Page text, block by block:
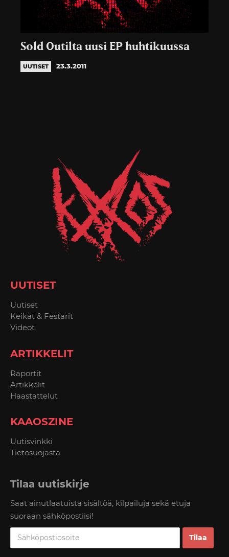
Sold Outilta uusi EP huhtikuussa
UUTISET 23.3.2011
UUTISET
Uutiset
Keikat & Festarit
Videot
ARTIKKELIT
Raportit
Artikkelit
Haastattelut
KAAOSZINE
Uutisvinkki
Tietosuojasta
Tilaa uutiskirje
Saat ainutlaatuista sisältöä, kilpailuja sekä etuja
suoraan sähköpostiisi!